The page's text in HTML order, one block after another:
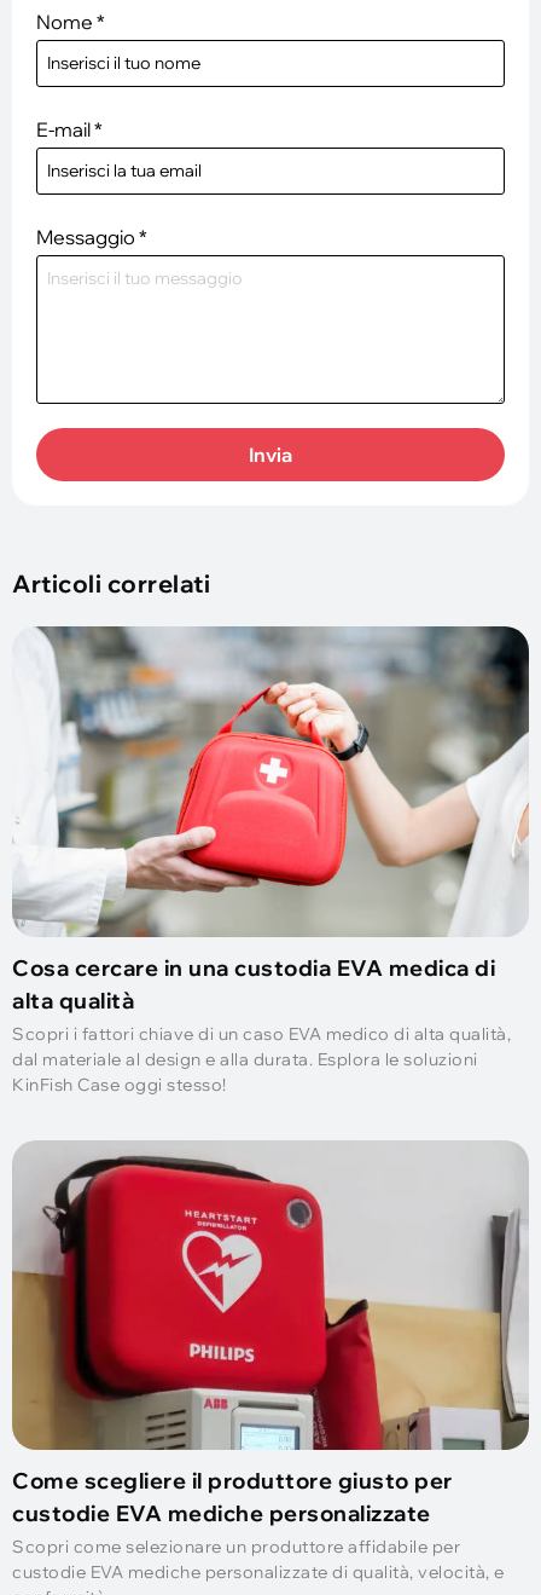
Nome *
E-mail*
Messaggio *
Invia
Articoli correlati
Cosa cercare in una custodia EVA medica di
alta qualità
Scopri i fattori chiave di un caso EVA medico di alta qualità,
dal materiale al design e alla durata. Esplora le soluzioni
KinFish Case oggi stesso!
Come scegliere il produttore giusto per
custodie EVA mediche personalizzate
Scopri come selezionare un produttore affidabile per
custodie EVA mediche personalizzate di qualità, velocità, e